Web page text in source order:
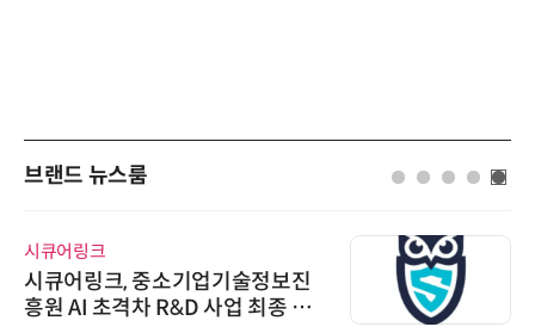
브랜드 뉴스룸
시큐어링크
시큐어링크, 중소기업기술정보진
흥원 AI 초격차 R&D 사업 최종 선